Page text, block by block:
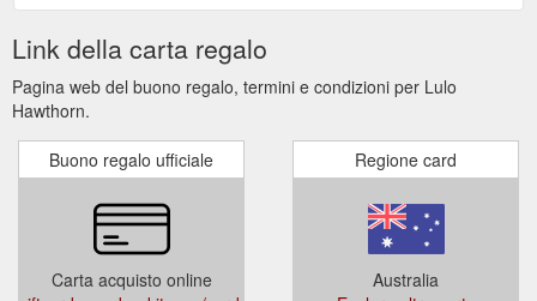
Link della carta regalo
Pagina web del buono regalo, termini e condizioni per Lulo
Hawthorn.
Buono regalo ufficiale
Carta acquisto online
Regione card
Australia